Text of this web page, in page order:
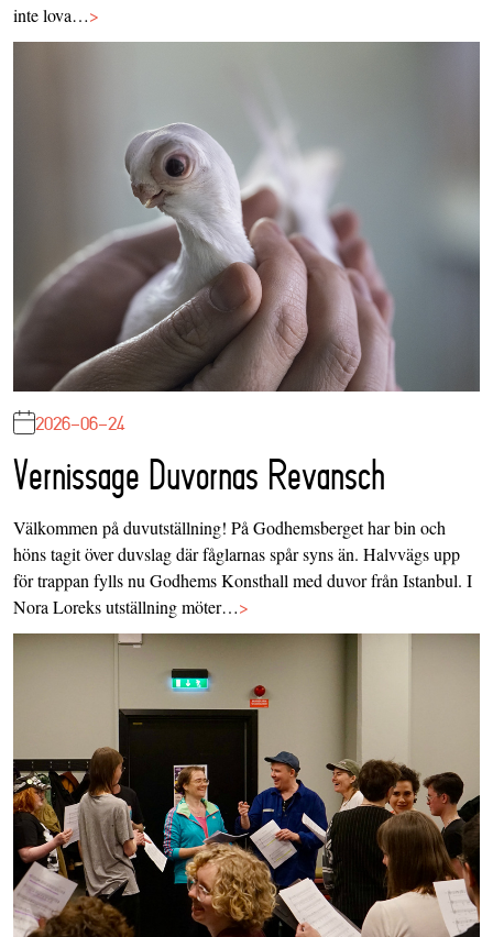
inte lova…>
2026-06-24
Vernissage Duvornas Revansch
Välkommen på duvutställning! På Godhemsberget har bin och
höns tagit över duvslag där fåglarnas spår syns än. Halvvägs upp
för trappan fylls nu Godhems Konsthall med duvor från Istanbul. I
Nora Loreks utställning möter…>